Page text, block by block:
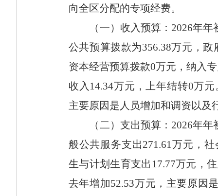
向全区分配的专项经费。
（一）收入预算： 2026年年
公共预算拨款为356.38万元，政
资本经营预算拨款0万元，纳入
收入 14.34万元，上年结转0万元
主要原因是人员增加和调资以及
（二）支出预算： 2026年年
般公共服务支出271.61万元，社
生与计划生育支出 17.77万元，
去年增加52.53万元，主要原因